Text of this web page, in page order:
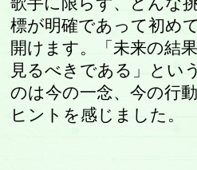
標が明確であって初め
開けます。「未来の結
見るべきである」とい
のは今の一念、今の行
ヒントを感じました。